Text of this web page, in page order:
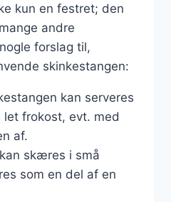
kun en festret; den
andre
forslag til,
skinkestangen:
kan serveres
let frokost, evt. med
af.
skæres i små
som en del af en